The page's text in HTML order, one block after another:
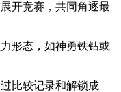
开竞赛，共同角逐最
形态，如神勇铁钻或
比较记录和解锁成